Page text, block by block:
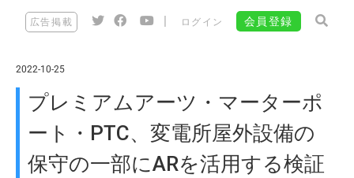
広告掲載 ログイン 会員登録
2022-10-25
プレミアムアーツ・マーターポ
ート・PTC、変電所屋外設備の
保守の一部にARを活用する検証